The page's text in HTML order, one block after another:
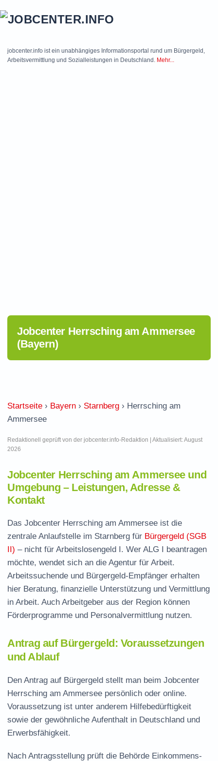
jobcenter.info ist ein unabhängiges Informationsportal rund um Bürgergeld,
Arbeitsvermittlung und Sozialleistungen in Deutschland. Mehr...
Jobcenter Herrsching am Ammersee
(Bayern)
Startseite › Bayern › Starnberg › Herrsching am
Ammersee
Redaktionell geprüft von der jobcenter.info-Redaktion | Aktualisiert: August
2026
Jobcenter Herrsching am Ammersee und
Umgebung – Leistungen, Adresse &
Kontakt
Das Jobcenter Herrsching am Ammersee ist die
zentrale Anlaufstelle im Starnberg für Bürgergeld (SGB
II) – nicht für Arbeitslosengeld I. Wer ALG I beantragen
möchte, wendet sich an die Agentur für Arbeit.
Arbeitssuchende und Bürgergeld-Empfänger erhalten
hier Beratung, finanzielle Unterstützung und Vermittlung
in Arbeit. Auch Arbeitgeber aus der Region können
Förderprogramme und Personalvermittlung nutzen.
Antrag auf Bürgergeld: Voraussetzungen
und Ablauf
Den Antrag auf Bürgergeld stellt man beim Jobcenter
Herrsching am Ammersee persönlich oder online.
Voraussetzung ist unter anderem Hilfebedürftigkeit
sowie der gewöhnliche Aufenthalt in Deutschland und
Erwerbsfähigkeit.
Nach Antragsstellung prüft die Behörde Einkommens-